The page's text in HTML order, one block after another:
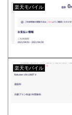
楽天モバイル
楽天モバイル